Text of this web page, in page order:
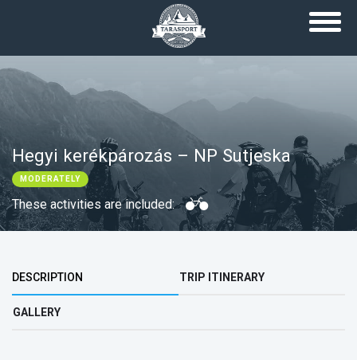
Hegyi kerékpározás – NP Sutjeska
MODERATELY
These activities are included:
Top group
DESCRIPTION TRIP ITINERARY
GALLERY